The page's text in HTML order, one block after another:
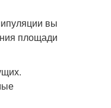
вы
площади